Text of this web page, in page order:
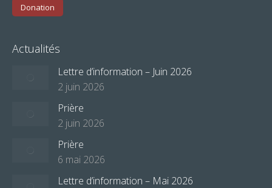
Donation
Actualités
Lettre d’information – Juin 2026
2 juin 2026
Prière
2 juin 2026
Prière
6 mai 2026
Lettre d’information – Mai 2026